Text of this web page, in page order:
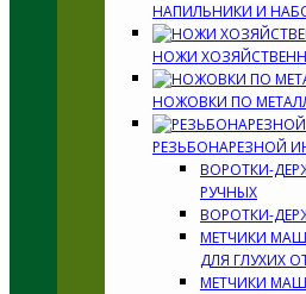
НАПИЛЬНИКИ И
НОЖИ
НОЖОВКИ ПО
РЕЗЬБОНАРЕЗНОЙ
ВОРОТКИ-
РУЧНЫХ
ВОРОТКИ-
МЕТЧИКИ
ДЛЯ ГЛУХИХ
МЕТЧИКИ